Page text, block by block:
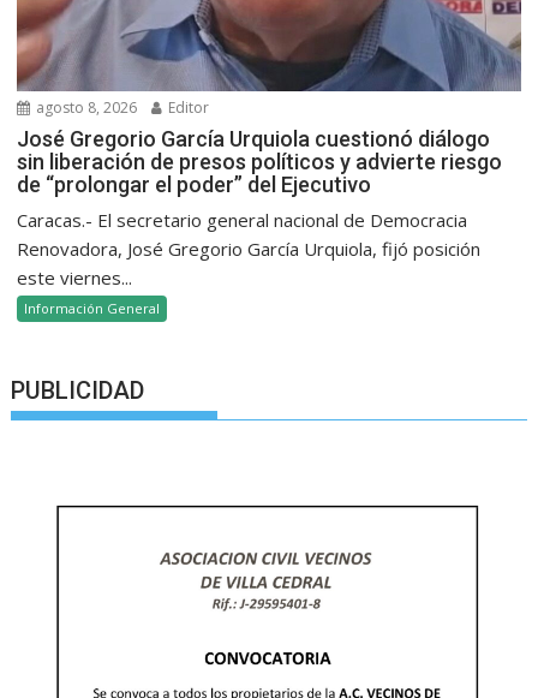
agosto 8, 2026 Editor
José Gregorio García Urquiola cuestionó diálogo
sin liberación de presos políticos y advierte riesgo
de “prolongar el poder” del Ejecutivo
Caracas.- El secretario general nacional de Democracia
Renovadora, José Gregorio García Urquiola, fijó posición
este viernes...
Información General
PUBLICIDAD